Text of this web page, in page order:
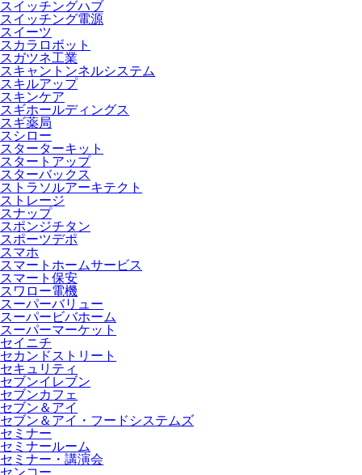
スイッチングハブ
スイッチング電源
スイーツ
スカラロボット
スガツネ工業
スキャントンネルシステム
スキルアップ
スキンケア
スギホールディングス
スギ薬局
スシロー
スターターキット
スタートアップ
スターバックス
ストラソルアーキテクト
ストレージ
スナップ
スポンジチタン
スポーツデポ
スマホ
スマートホームサービス
スマート保安
スワロー電機
スーパーバリュー
スーパービバホーム
スーパーマーケット
セイニチ
セカンドストリート
セキュリティ
セブンイレブン
セブンカフェ
セブン＆アイ
セブン＆アイ・フードシステムズ
セミナー
セミナールーム
セミナー・講演会
センコー